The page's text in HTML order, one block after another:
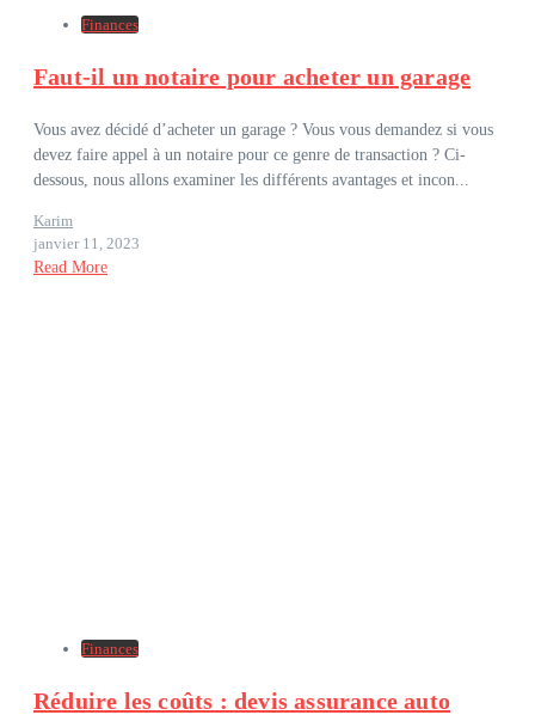
Finances
Faut-il un notaire pour acheter un garage
Vous avez décidé d’acheter un garage ? Vous vous demandez si vous
devez faire appel à un notaire pour ce genre de transaction ? Ci-
dessous, nous allons examiner les différents avantages et incon...
Karim
janvier 11, 2023
Read More
Finances
Réduire les coûts : devis assurance auto